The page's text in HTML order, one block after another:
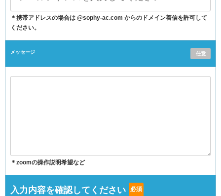
＊携帯アドレスの場合は @sophy-ac.com からのドメイン着信を許可して
ください。
メッセージ 任意
＊zoomの操作説明希望など
入力内容を確認してください 必須